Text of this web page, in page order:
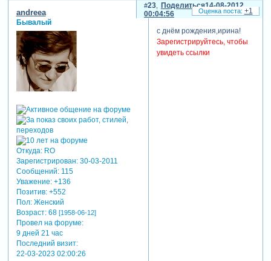
Поделиться
23
14-08-2012
00:04:56
andreea
Бывалый
Откуда:RO
Зарегистрирован: 30-03-2011
Сообщений:115
Уважение: +136
Позитив: +552
Пол:Женский
Возраст:68 [1958-06-12]
Провел на форуме:
9 дней 21 час
Последний визит:
22-03-2023 02:00:26
с днём рождения,ирина!
Зарегистрируйтесь, чтобы
увидеть ссылки
+1